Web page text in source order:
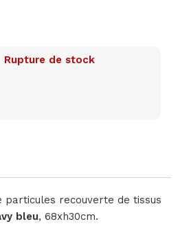
Rupture de stock
particules recouverte de tissus
bleu, 68xh30cm.